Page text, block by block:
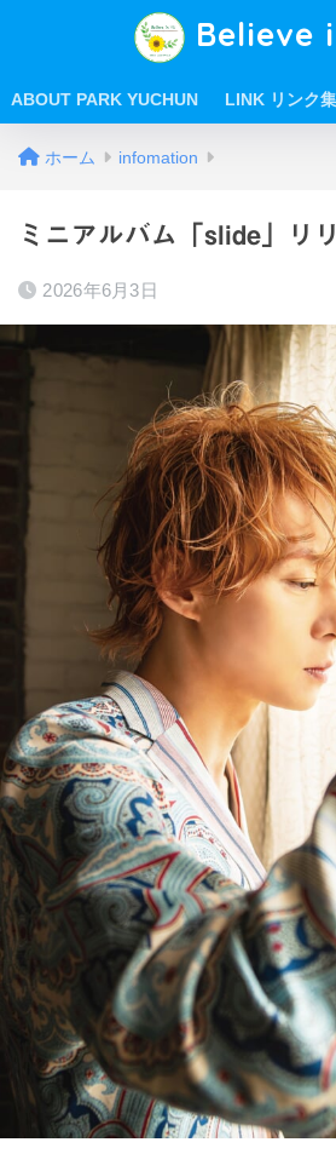
Believe
ABOUT PARK YUCHUN LINK リンク集
ホーム infomation
ミニアルバム「slide」リ
2026年6月3日